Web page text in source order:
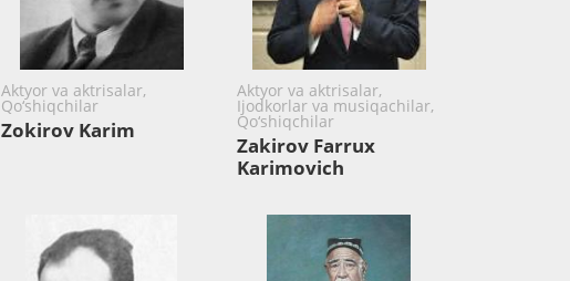
Aktyor va aktrisalar,
Qo‘shiqchilar
Zokirov Karim
Aktyor va aktrisalar,
Ijodkorlar va musiqachilar,
Qo‘shiqchilar
Zakirov Farrux
Karimovich